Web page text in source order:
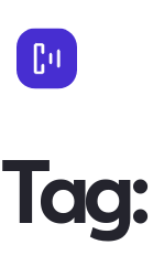
Tag: